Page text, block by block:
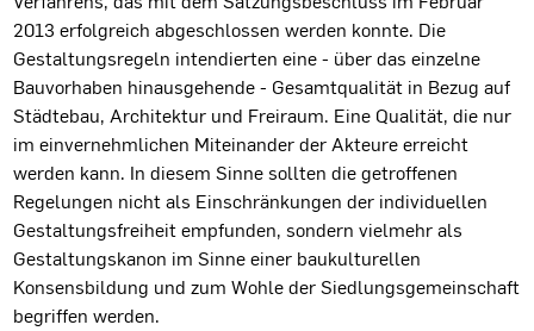
2013 erfolgreich abgeschlossen werden konnte. Die
Gestaltungsregeln intendierten eine - über das einzelne
Bauvorhaben hinausgehende - Gesamtqualität in Bezug auf
Städtebau, Architektur und Freiraum. Eine Qualität, die nur
im einvernehmlichen Miteinander der Akteure erreicht
werden kann. In diesem Sinne sollten die getroffenen
Regelungen nicht als Einschränkungen der individuellen
Gestaltungsfreiheit empfunden, sondern vielmehr als
Gestaltungskanon im Sinne einer baukulturellen
Konsensbildung und zum Wohle der Siedlungsgemeinschaft
begriffen werden.